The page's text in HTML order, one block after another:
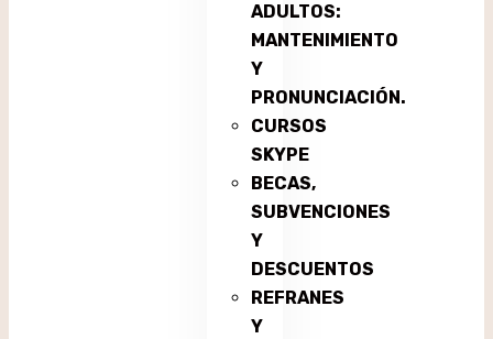
ADULTOS:
MANTENIMIENTO
Y
PRONUNCIACIÓN.
CURSOS
SKYPE
BECAS,
SUBVENCIONES
Y
DESCUENTOS
REFRANES
Y